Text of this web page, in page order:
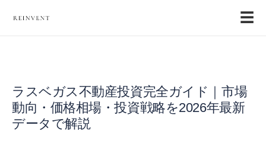
☰
ラスベガス不動産投資完全ガイド｜市場
動向・価格相場・投資戦略を2026年最新
データで解説